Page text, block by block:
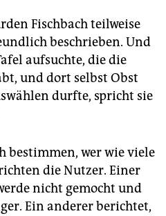
Fischbach teilweise
beschrieben. Und
aufsuchte, die die
und dort selbst Obst
durfte, spricht sie
bestimmen, wer wie viele
die Nutzer. Einer
nicht gemocht und
Ein anderer berichtet,